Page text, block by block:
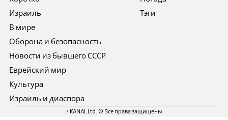
Израиль
В мире
Оборона и безопасность
Новости из бывшего СССР
Еврейский мир
Культура
Израиль и диаспора
Тэги
7 KANAL Ltd. © Все права защищены